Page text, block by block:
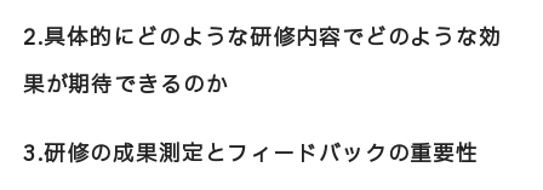
2.具体的にどのような研修内容でどのような効
果が期待できるのか
3.研修の成果測定とフィードバックの重要性